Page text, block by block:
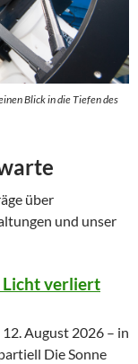
Blick in die Tiefen des
über
und unser
Licht verliert
August 2026 – in
Die Sonne